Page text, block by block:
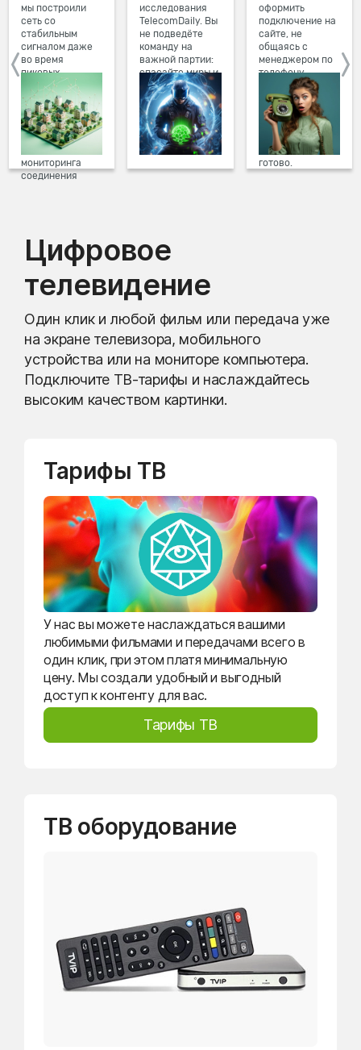
мы построили
сеть со
стабильным
сигналом даже
во время
пиковых
нагрузок в
вечернее время.
Мы постоянно
обновляем наше
оборудование в
домах, а система
мониторинга
соединения
исследования
TelecomDaily. Вы
не подведёте
команду на
важной партии:
спасайте миры и
побеждайте с
друзьями в
онлайн-играх.
оформить
подключение на
сайте, не
общаясь с
менеджером по
телефону.
Просто в три
клика заполните
форму заявки на
сайте, выберите
дату и время
подключения,
готово.
Цифровое
телевидение
Один клик и любой фильм или передача уже
на экране телевизора, мобильного
устройства или на мониторе компьютера.
Подключите ТВ-тарифы и наслаждайтесь
высоким качеством картинки.
Тарифы ТВ
У нас вы можете наслаждаться вашими
любимыми фильмами и передачами всего в
один клик, при этом платя минимальную
цену. Мы создали удобный и выгодный
доступ к контенту для вас.
Тарифы ТВ
ТВ оборудование